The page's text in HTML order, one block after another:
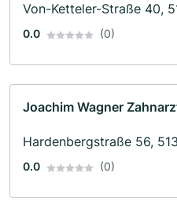
Von-Ketteler-Straße 40,
0.0 (0)
Joachim Wagner
Hardenbergstraße 56,
0.0 (0)